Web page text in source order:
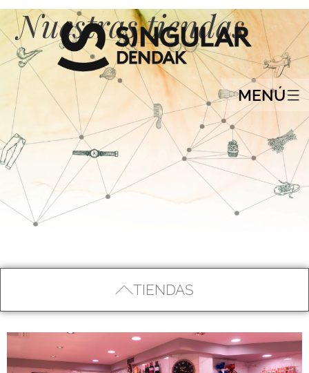
MENÚ
Nuestras tiendas
TIENDAS